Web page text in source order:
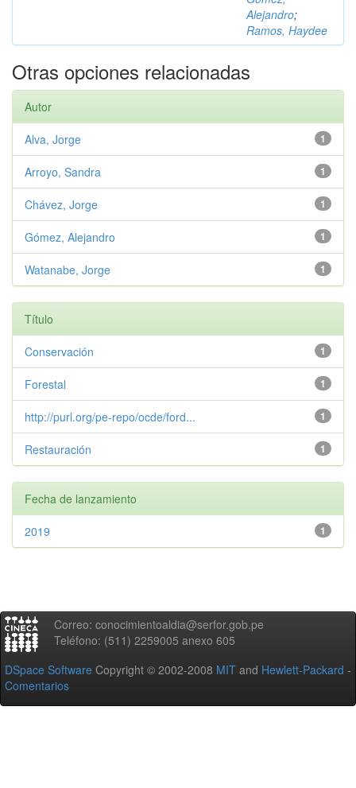
Alejandro;
Ramos, Haydee
Otras opciones relacionadas
Autor
1
Alva, Jorge
1
Arroyo, Sandra
1
Chávez, Jorge
1
Gómez, Alejandro
1
Watanabe, Jorge
Título
1
Conservación
1
Forestal
1
http://purl.org/pe-repo/ocde/ford...
1
Restauración
Fecha de lanzamiento
1
2019
Correo: conocimientoaldia@serfor.gob.pe
Teléfono: (511) 2259005 anexo 605
DSpace Software Copyright © 2002-2008 MIT and Hewlett-Packard -
Comentarios